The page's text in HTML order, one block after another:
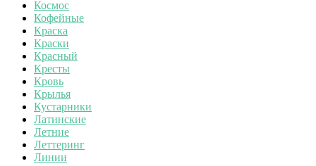
Космос
Кофейные
Краска
Краски
Красный
Кресты
Кровь
Крылья
Кустарники
Латинские
Летние
Леттеринг
Линии